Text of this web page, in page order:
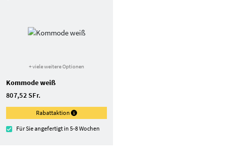
+ viele weitere Optionen
Kommode weiß
807,52 SFr.
Rabattaktion
Für Sie angefertigt in 5-8 Wochen